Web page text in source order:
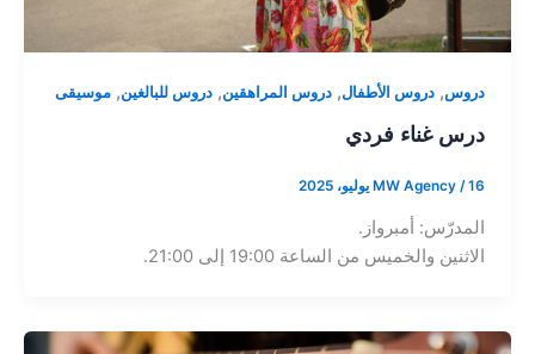
دروس, دروس الأطفال, دروس المراهقين, دروس للبالغين, موسيقى
درس غناء فردي
MW Agency /16 يوليو، 2025
المدرّس: أمبرواز.
الاثنين والخميس من الساعة 19:00 إلى 21:00.